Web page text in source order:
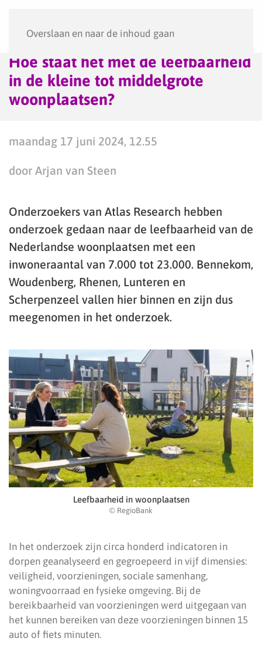
Overslaan en naar de inhoud gaan
Hoe staat het met de leefbaarheid
in de kleine tot middelgrote
woonplaatsen?
maandag 17 juni 2024, 12.55
door Arjan van Steen
Onderzoekers van Atlas Research hebben
onderzoek gedaan naar de leefbaarheid van de
Nederlandse woonplaatsen met een
inwoneraantal van 7.000 tot 23.000. Bennekom,
Woudenberg, Rhenen, Lunteren en
Scherpenzeel vallen hier binnen en zijn dus
meegenomen in het onderzoek.
Leefbaarheid in woonplaatsen
© RegioBank
In het onderzoek zijn circa honderd indicatoren in
dorpen geanalyseerd en gegroepeerd in vijf dimensies:
veiligheid, voorzieningen, sociale samenhang,
woningvoorraad en fysieke omgeving. Bij de
bereikbaarheid van voorzieningen werd uitgegaan van
het kunnen bereiken van deze voorzieningen binnen 15
auto of fiets minuten.